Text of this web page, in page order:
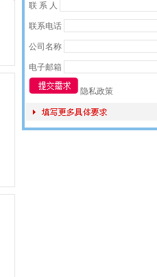
联 系 人
联系电话
公司名称
电子邮箱
隐私政策